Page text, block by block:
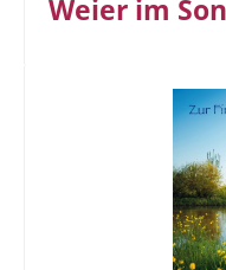
Weier im
Bildergalerie